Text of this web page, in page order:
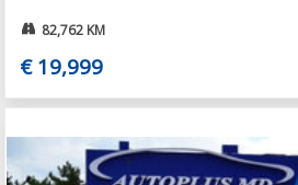
82,762 KM
€ 19,999